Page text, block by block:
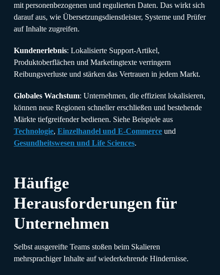
mit personenbezogenen und regulierten Daten. Das wirkt sich
darauf aus, wie Übersetzungsdienstleister, Systeme und Prüfer
auf Inhalte zugreifen.
Kundenerlebnis: Lokalisierte Support-Artikel,
Produktoberflächen und Marketingtexte verringern
Reibungsverluste und stärken das Vertrauen in jedem Markt.
Globales Wachstum: Unternehmen, die effizient lokalisieren,
können neue Regionen schneller erschließen und bestehende
Märkte tiefgreifender bedienen. Siehe Beispiele aus
Technologie, Einzelhandel und E-Commerce und
Gesundheitswesen und Life Sciences.
Häufige
Herausforderungen für
Unternehmen
Selbst ausgereifte Teams stoßen beim Skalieren
mehrsprachiger Inhalte auf wiederkehrende Hindernisse.